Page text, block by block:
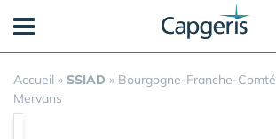
Accueil » SSIAD » Bourgogne-Franche-Comté
Mervans